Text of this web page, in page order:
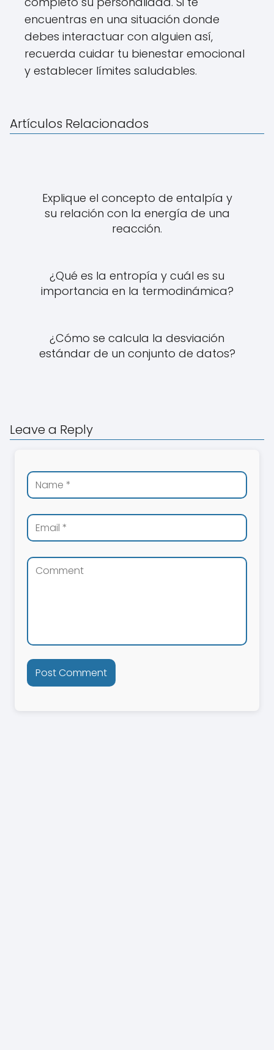
encuentras en una situación donde
debes interactuar con alguien así,
recuerda cuidar tu bienestar emocional
y establecer límites saludables.
Artículos Relacionados
Explique el concepto de entalpía y
su relación con la energía de una
reacción.
¿Qué es la entropía y cuál es su
importancia en la termodinámica?
¿Cómo se calcula la desviación
estándar de un conjunto de datos?
Leave a Reply